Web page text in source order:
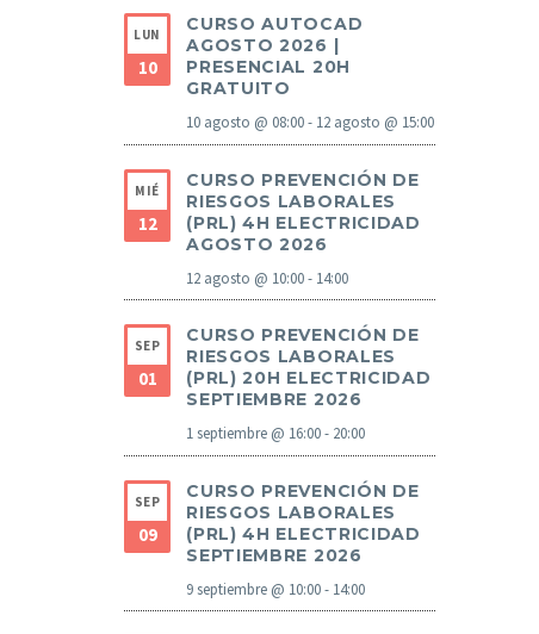
LUN
10
CURSO AUTOCAD
AGOSTO 2026 |
PRESENCIAL 20H
GRATUITO
10 agosto @ 08:00- 12 agosto @ 15:00
MIÉ
12
CURSO PREVENCIÓN DE
RIESGOS LABORALES
(PRL) 4H ELECTRICIDAD
AGOSTO 2026
12 agosto @ 10:00- 14:00
SEP
01
CURSO PREVENCIÓN DE
RIESGOS LABORALES
(PRL) 20H ELECTRICIDAD
SEPTIEMBRE 2026
1 septiembre @ 16:00- 20:00
SEP
09
CURSO PREVENCIÓN DE
RIESGOS LABORALES
(PRL) 4H ELECTRICIDAD
SEPTIEMBRE 2026
9 septiembre @ 10:00- 14:00